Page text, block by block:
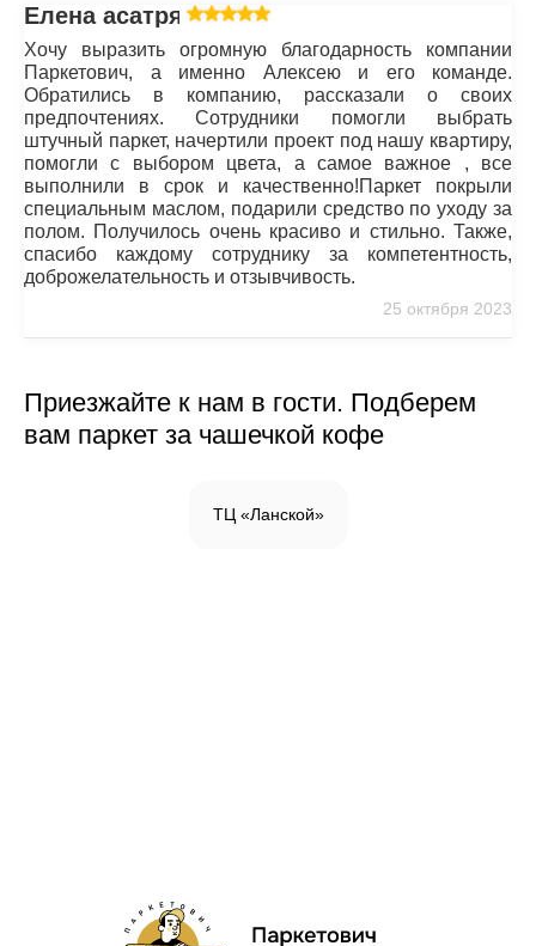
Елена асатрян
Хочу выразить огромную благодарность компании
Паркетович, а именно Алексею и его команде.
Обратились в компанию, рассказали о своих
предпочтениях. Сотрудники помогли выбрать
штучный паркет, начертили проект под нашу квартиру,
помогли с выбором цвета, а самое важное , все
выполнили в срок и качественно!Паркет покрыли
специальным маслом, подарили средство по уходу за
полом. Получилось очень красиво и стильно. Также,
спасибо каждому сотруднику за компетентность,
доброжелательность и отзывчивость.
25 октября 2023
Приезжайте к нам в гости. Подберем
вам паркет за чашечкой кофе
ТЦ «Ланской»